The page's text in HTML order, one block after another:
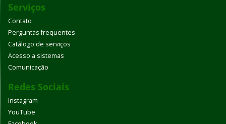
Serviços
Contato
Perguntas frequentes
Catálogo de serviços
Acesso a sistemas
Comunicação
Redes Sociais
Instagram
YouTube